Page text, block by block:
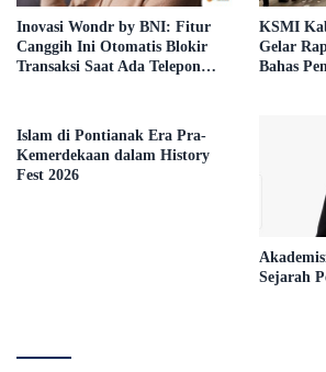
Inovasi Wondr by BNI: Fitur
Canggih Ini Otomatis Blokir
Transaksi Saat Ada Telepon
KSMI
Gelar
Bahas
Islam di Pontianak Era Pra-
Kemerdekaan dalam History
Fest 2026
Sejarah